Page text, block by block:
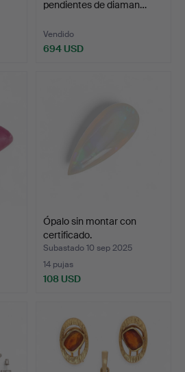
pendientes de diaman…
Vendido
694 USD
Ópalo sin montar con
certificado.
Subastado 10 sep 2025
14 pujas
108 USD